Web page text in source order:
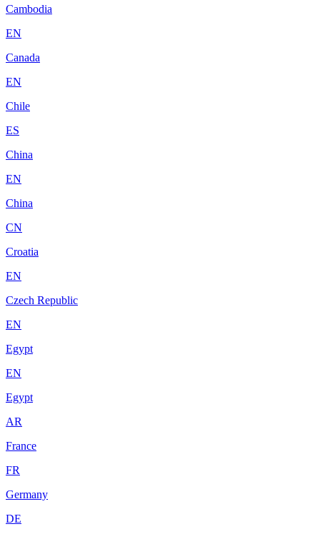
Cambodia
EN
Canada
EN
Chile
ES
China
EN
China
CN
Croatia
EN
Czech Republic
EN
Egypt
EN
Egypt
AR
France
FR
Germany
DE